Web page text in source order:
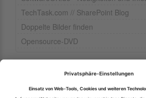
TechTask.com // SharePoint Blog
Doppelte Bilder finden
Opensource-DVD